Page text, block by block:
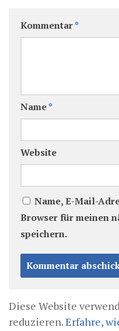
Kommentar*
Name*
Website
Name, E-Mail-
Browser für meinen
speichern.
Diese Website
reduzieren.Erfahre,